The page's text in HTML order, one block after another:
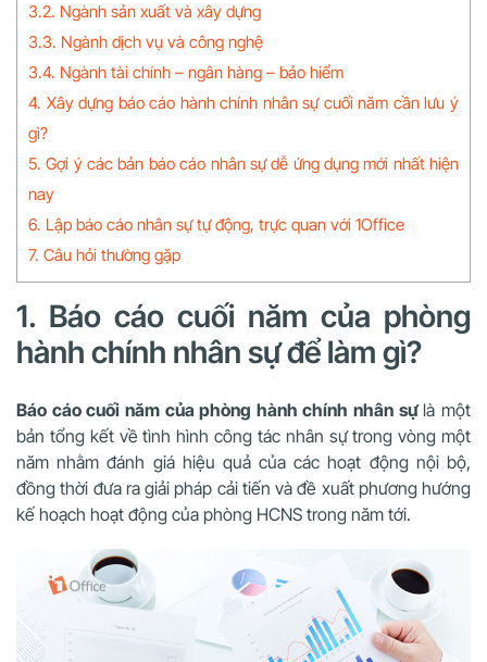
3.2. Ngành sản xuất và xây dựng
3.3. Ngành dịch vụ và công nghệ
3.4. Ngành tài chính – ngân hàng – bảo hiểm
4. Xây dựng báo cáo hành chính nhân sự cuối năm cần lưu ý
gì?
5. Gợi ý các bản báo cáo nhân sự dễ ứng dụng mới nhất hiện
nay
6. Lập báo cáo nhân sự tự động, trực quan với 1Office
7. Câu hỏi thường gặp
1. Báo cáo cuối năm của phòng
hành chính nhân sự để làm gì?
Báo cáo cuối năm của phòng hành chính nhân sựlà một
bản tổng kết về tình hình công tác nhân sự trong vòng một
năm nhằm đánh giá hiệu quả của các hoạt động nội bộ,
đồng thời đưa ra giải pháp cải tiến và đề xuất phương hướng
kế hoạch hoạt động của phòng HCNS trong năm tới.